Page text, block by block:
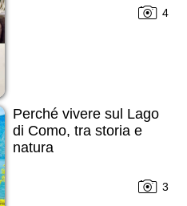
4
Perché vivere sul Lago
di Como, tra storia e
natura
3